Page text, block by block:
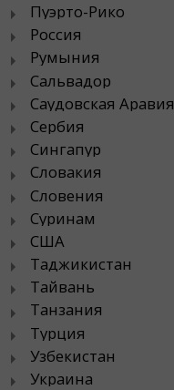
Пуэрто-Рико
Россия
Румыния
Сальвадор
Саудовская Аравия
Сербия
Сингапур
Словакия
Словения
Суринам
США
Таджикистан
Тайвань
Танзания
Турция
Узбекистан
Украина